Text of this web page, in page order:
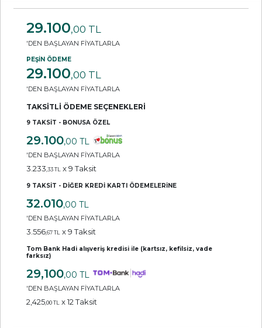
29.100,00 TL
'DEN BAŞLAYAN FİYATLARLA
PEŞİN ÖDEME
29.100,00 TL
'DEN BAŞLAYAN FİYATLARLA
TAKSİTLİ ÖDEME SEÇENEKLERİ
9 TAKSİT - BONUSA ÖZEL
29.100,00 TL
'DEN BAŞLAYAN FİYATLARLA
3.233,33 TL x 9 Taksit
9 TAKSİT - DİĞER KREDİ KARTI ÖDEMELERİNE
32.010,00 TL
'DEN BAŞLAYAN FİYATLARLA
3.556,67 TL x 9 Taksit
Tom Bank Hadi alışveriş kredisi ile (kartsız, kefilsiz, vade
farksız)
29,100,00 TL
'DEN BAŞLAYAN FİYATLARLA
2,425,00 TL x 12 Taksit